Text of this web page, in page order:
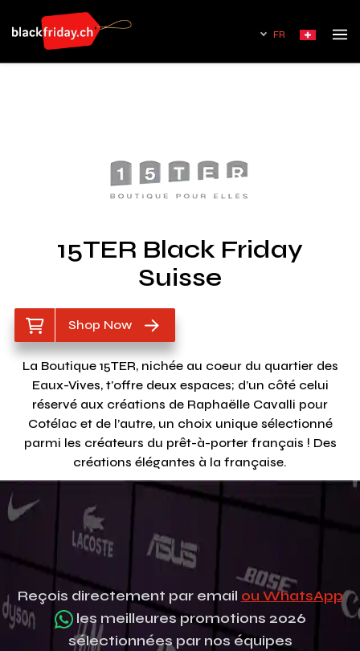
FR
15TER Black Friday
Suisse
Shop Now
La Boutique 15TER, nichée au coeur du quartier des
Eaux-Vives, t'offre deux espaces; d’un côté celui
réservé aux créations de Raphaëlle Cavalli pour
Cotélac et de l’autre, un choix unique sélectionné
parmi les créateurs du prêt-à-porter français ! Des
créations élégantes à la française.
Reçois directement par email ou WhatsApp
les meilleures promotions 2026
sélectionnées par nos équipes